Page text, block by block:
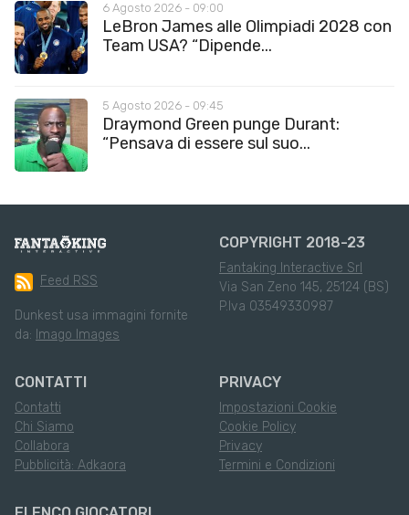
6 Agosto 2026 - 09:00
LeBron James alle Olimpiadi 2028 con
Team USA? “Dipende...
5 Agosto 2026 - 09:45
Draymond Green punge Durant:
“Pensava di essere sul suo...
Feed RSS
Dunkest usa immagini fornite
da: Imago Images
COPYRIGHT 2018-23
Fantaking Interactive Srl
Via San Zeno 145, 25124 (BS)
P.Iva 03549330987
CONTATTI
Contatti
Chi Siamo
Collabora
Pubblicità: Adkaora
PRIVACY
Impostazioni Cookie
Cookie Policy
Privacy
Termini e Condizioni